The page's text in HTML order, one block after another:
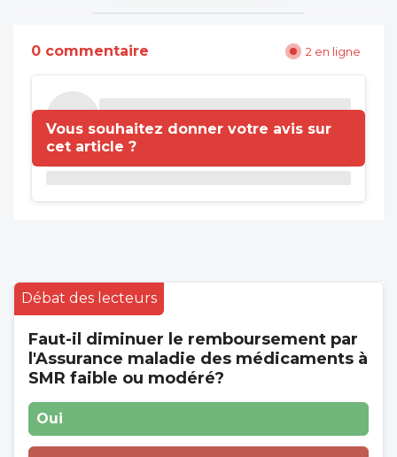
0 commentaire 2 en ligne
Vous souhaitez donner votre avis sur
cet article ?
Débat des lecteurs
Faut-il diminuer le remboursement par
l'Assurance maladie des médicaments à
SMR faible ou modéré?
Oui